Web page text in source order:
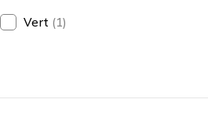
Vert (1)